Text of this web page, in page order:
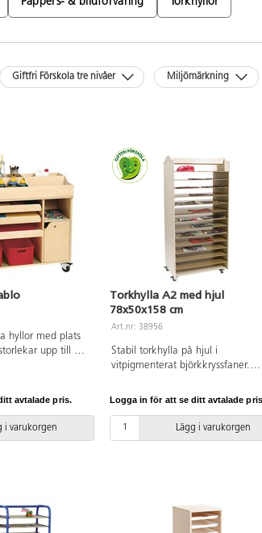
Giftfri Förskola tre nivåer Miljömärkning
hyllor med plats
upp till A2.
avtalade pris.
i varukorgen
Torkhylla A2 med hjul
78x50x158 cm
Art.nr: 38956
Stabil torkhylla på hjul i
vitpigmenterat björkkryssfaner.
Mobila enheter ger en ökad
rummets möblering. Vi vill dock
er uppmärksamma på att hyllor
inte barnen själva förflytta hyllan.
går att minska tipprisken genom
Logga in för att se ditt avtalade
Lägg i varukorgen